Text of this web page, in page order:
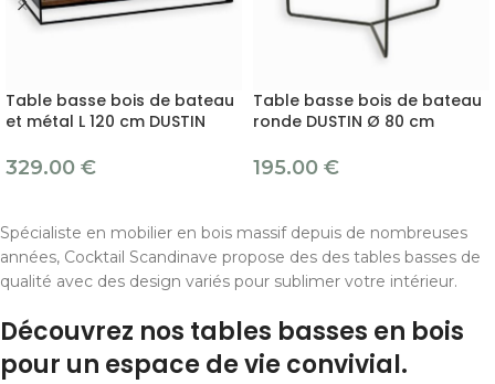
Table basse bois de bateau
et métal L 120 cm DUSTIN
329.00 €
Table basse bois de bateau
ronde DUSTIN Ø 80 cm
195.00 €
Spécialiste en mobilier en bois massif depuis de nombreuses
années, Cocktail Scandinave propose des des tables basses de
qualité avec des design variés pour sublimer votre intérieur.
Découvrez nos tables basses en bois
pour un espace de vie convivial.